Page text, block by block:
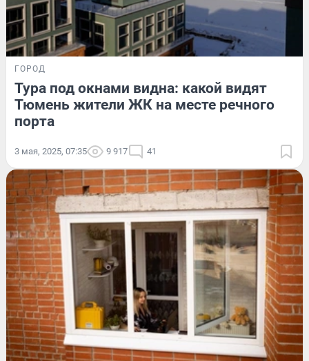
ГОРОД
Тура под окнами видна: какой видят
Тюмень жители ЖК на месте речного
порта
3 мая, 2025, 07:35 9 917 41